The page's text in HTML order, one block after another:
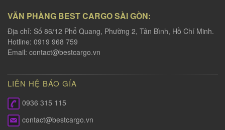
VĂN PHÀNG BEST CARGO SÀI GÒN:
Địa chỉ: Số 86/12 Phổ Quang, Phường 2, Tân Bình, Hồ Chí Minh.
Hotline: 0919 968 759
Email: contact@bestcargo.vn
LIÊN HỆ BÁO GÍA
0936 315 115
contact@bestcargo.vn